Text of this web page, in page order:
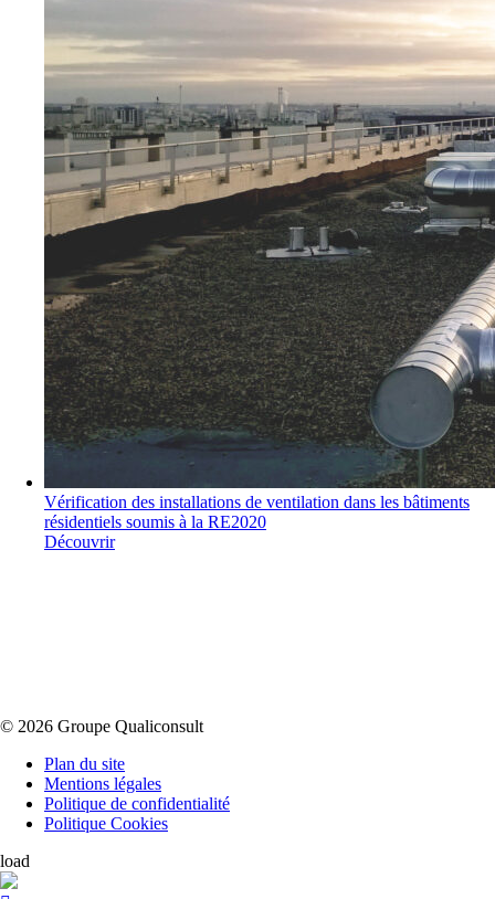
Vérification des installations de ventilation dans les bâtiments
résidentiels soumis à la RE2020
Découvrir
© 2026 Groupe Qualiconsult
Plan du site
Mentions légales
Politique de confidentialité
Politique Cookies
load